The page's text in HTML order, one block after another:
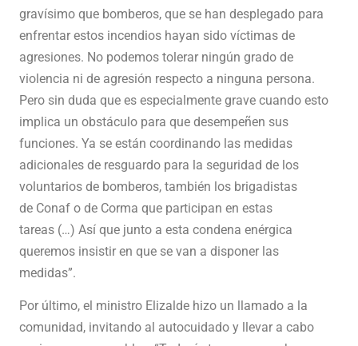
gravísimo que bomberos, que se han desplegado para
enfrentar estos incendios hayan sido víctimas de
agresiones. No podemos tolerar ningún grado de
violencia ni de agresión respecto a ninguna persona.
Pero sin duda que es especialmente grave cuando esto
implica un obstáculo para que desempeñen sus
funciones. Ya se están coordinando las medidas
adicionales de resguardo para la seguridad de los
voluntarios de bomberos, también los brigadistas
de Conaf o de Corma que participan en estas
tareas (…) Así que junto a esta condena enérgica
queremos insistir en que se van a disponer las
medidas”.
Por último, el ministro Elizalde hizo un llamado a la
comunidad, invitando al autocuidado y llevar a cabo